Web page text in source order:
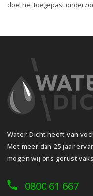
doel het toegepast
Water-Dicht heeft van
Met meer dan 25 jaar
mogen wij ons gerust
0800 61 667